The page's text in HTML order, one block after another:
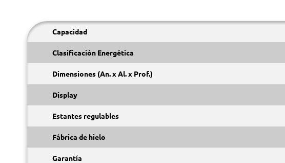
Capacidad
Clasificación Energética
Dimensiones (An. x Al. x Prof.)
Display
Estantes regulables
Fábrica de hielo
Garantía